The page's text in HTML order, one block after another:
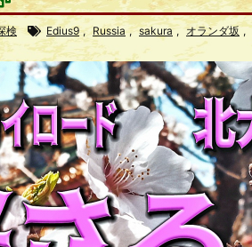
検 Edius9 , Russia , sakura , オランダ坂 ,